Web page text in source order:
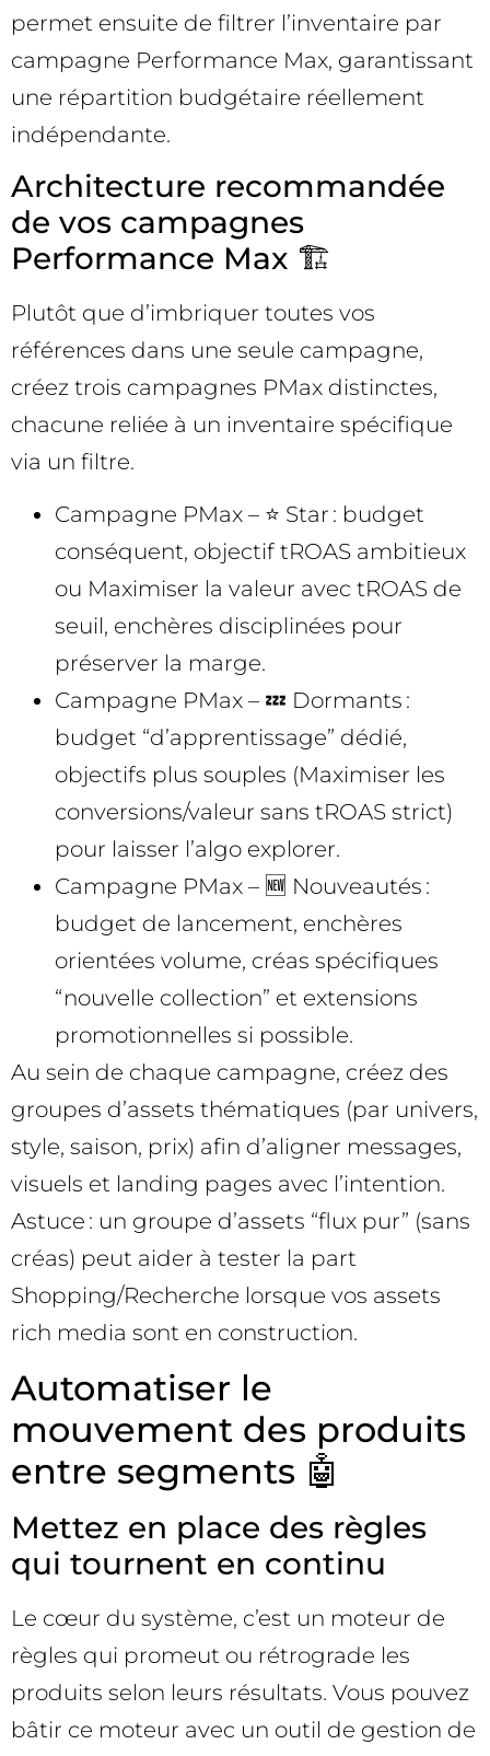
permet ensuite de filtrer l’inventaire par
campagne Performance Max, garantissant
une répartition budgétaire réellement
indépendante.
Architecture recommandée
de vos campagnes
Performance Max 🏗️
Plutôt que d’imbriquer toutes vos
références dans une seule campagne,
créez trois campagnes PMax distinctes,
chacune reliée à un inventaire spécifique
via un filtre.
Campagne PMax – ⭐ Star : budget
conséquent, objectif tROAS ambitieux
ou Maximiser la valeur avec tROAS de
seuil, enchères disciplinées pour
préserver la marge.
Campagne PMax – 💤 Dormants :
budget “d’apprentissage” dédié,
objectifs plus souples (Maximiser les
conversions/valeur sans tROAS strict)
pour laisser l’algo explorer.
Campagne PMax – 🆕 Nouveautés :
budget de lancement, enchères
orientées volume, créas spécifiques
“nouvelle collection” et extensions
promotionnelles si possible.
Au sein de chaque campagne, créez des
groupes d’assets thématiques (par univers,
style, saison, prix) afin d’aligner messages,
visuels et landing pages avec l’intention.
Astuce : un groupe d’assets “flux pur” (sans
créas) peut aider à tester la part
Shopping/Recherche lorsque vos assets
rich media sont en construction.
Automatiser le
mouvement des produits
entre segments 🤖
Mettez en place des règles
qui tournent en continu
Le cœur du système, c’est un moteur de
règles qui promeut ou rétrograde les
produits selon leurs résultats. Vous pouvez
bâtir ce moteur avec un outil de gestion de